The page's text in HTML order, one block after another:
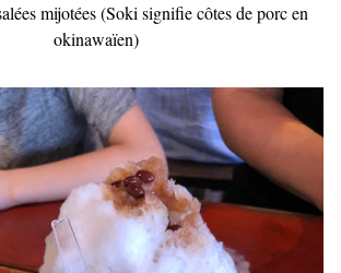
mijotées (Soki signifie côtes de porc en
okinawaïen)